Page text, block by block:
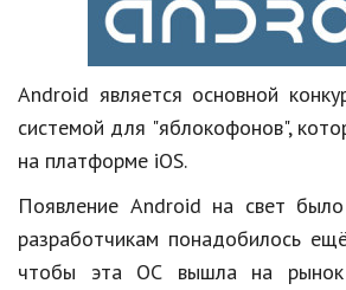
Культура и общество
Мода и стиль
Бизнес
Хобби и развлечения
Финансы
Юриспруденция
Android является основной
системой для "яблокофонов",
на платформе iOS.
Появление Android на свет
разработчикам понадобилось
чтобы эта ОС вышла на рынок